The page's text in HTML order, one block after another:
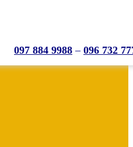
097 884 9988 – 096 732